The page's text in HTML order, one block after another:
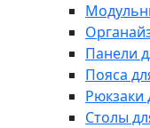
Панели
Пояса
Рюкзаки
Столы